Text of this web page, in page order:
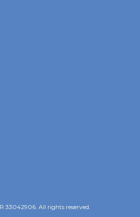
33042906. All rights reserved.